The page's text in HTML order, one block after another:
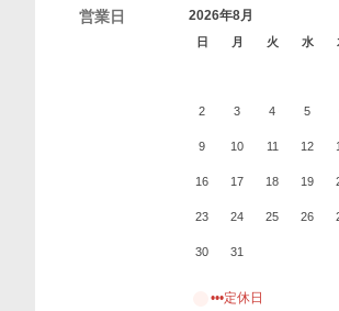
営業日 2026年8月
日 月 火 水
2 3 4 5
9 10 11 12
16 17 18 19
23 24 25 26
30 31
•••定休日